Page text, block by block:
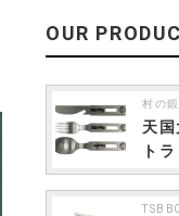
OUR
村の
天
ト